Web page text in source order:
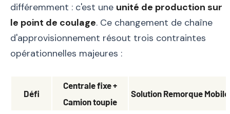
différemment : c'est une unité de production sur
le point de coulage. Ce changement de chaîne
d'approvisionnement résout trois contraintes
opérationnelles majeures :
Défi
Centrale fixe +
Camion toupie
Solution Remorque Mobile